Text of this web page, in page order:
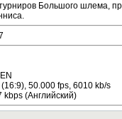
Большого шлема,
50.000 fps, 6010 kb/s
(Английский)